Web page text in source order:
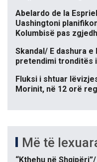
Abelardo de la
Uashingtoni
Kolumbisë pas
Skandal/ E dashura e
pretendimi tronditës
Fluksi i shtuar
Morinit, në 12 orë
Më të
“Kthehu në